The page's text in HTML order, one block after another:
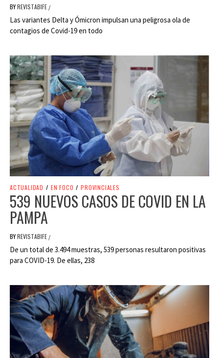
BYREVISTABIFE /
Las variantes Delta y Ómicron impulsan una peligrosa ola de
contagios de Covid-19 en todo
ACTUALIDAD / EN FOCO / PROVINCIALES
539 NUEVOS CASOS DE COVID EN LA
PAMPA
BYREVISTABIFE /
De un total de 3.494 muestras, 539 personas resultaron positivas
para COVID-19. De ellas, 238